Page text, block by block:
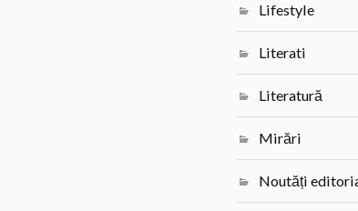
Lifestyle
Literati
Literatură
Mirări
Noutăți